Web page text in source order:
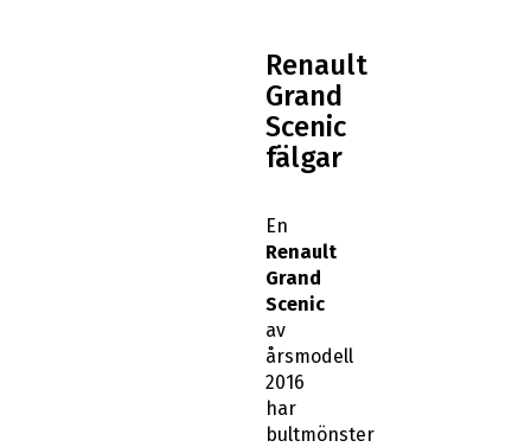
Renault
Grand
Scenic
fälgar
En
Renault
Grand
Scenic
av
årsmodell
2016
har
bultmönster